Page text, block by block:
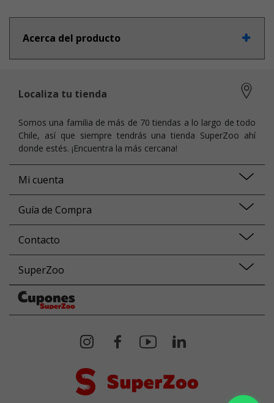
Acerca del producto
Localiza tu tienda
Somos una familia de más de 70 tiendas a lo largo de todo
Chile, así que siempre tendrás una tienda SuperZoo ahí
donde estés. ¡Encuentra la más cercana!
Mi cuenta
Guía de Compra
Contacto
SuperZoo